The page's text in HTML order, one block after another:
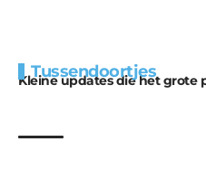
Tussendoortjes
Kleine updates die het grote
voor kabouters